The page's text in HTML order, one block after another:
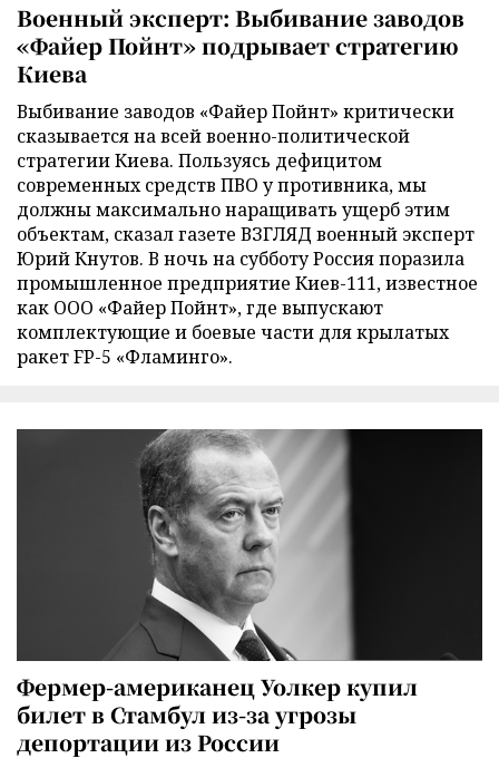
Военный эксперт: Выбивание заводов
«Файер Пойнт» подрывает стратегию
Киева
Выбивание заводов «Файер Пойнт» критически
сказывается на всей военно-политической
стратегии Киева. Пользуясь дефицитом
современных средств ПВО у противника, мы
должны максимально наращивать ущерб этим
объектам, сказал газете ВЗГЛЯД военный эксперт
Юрий Кнутов. В ночь на субботу Россия поразила
промышленное предприятие Киев-111, известное
как ООО «Файер Пойнт», где выпускают
комплектующие и боевые части для крылатых
ракет FP-5 «Фламинго».
Фермер-американец Уолкер купил
билет в Стамбул из-за угрозы
депортации из России